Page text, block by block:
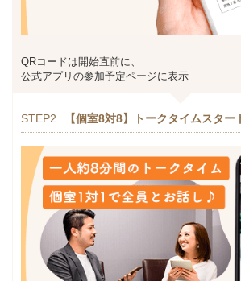
QRコードは開始直前に、
公式アプリの参加予定ページに表示
STEP2 【個室8対8】トークタイムスター